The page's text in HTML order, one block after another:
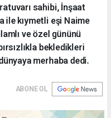
sahibi, İnşaat
ile kıymetli eşi Naime
ve özel gününü
bekledikleri
merhaba dedi.
ABONE OL